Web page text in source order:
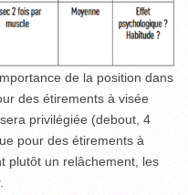
de la position dans
des étirements à visée
privilégiée (debout, 4
pour des étirements à
plutôt un relâchement, les